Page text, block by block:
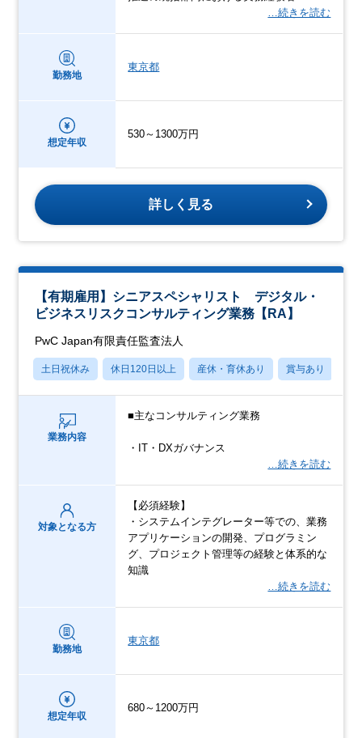
…続きを読む
勤務地
東京都
想定年収
530～1300万円
詳しく見る
【有期雇用】シニアスペシャリスト デジタル・
ビジネスリスクコンサルティング業務【RA】
PwC Japan有限責任監査法人
土日祝休み 休日120日以上 産休・育休あり 賞与あり
業務内容
■主なコンサルティング業務
・IT・DXガバナンス
…続きを読む
対象となる方
【必須経験】
・システムインテグレーター等での、業務
アプリケーションの開発、プログラミン
グ、プロジェクト管理等の経験と体系的な
知識
…続きを読む
勤務地
東京都
想定年収
680～1200万円